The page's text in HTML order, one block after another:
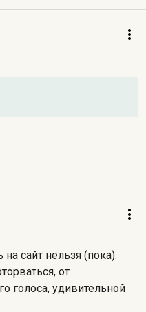
сайт нельзя (пока).
от
голоса, удивительной